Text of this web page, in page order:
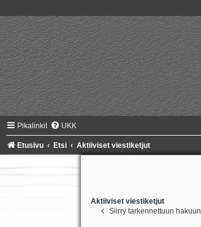
Pikalinkit UKK
Etusivu Etsi Aktiiviset viestiketjut
Aktiiviset viestiketjut
Siirry tarkennettuun hakuun